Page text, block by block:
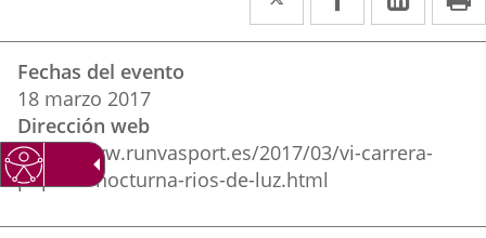
a
externa.
a
externa.
a
del
evento
Fechas del evento
18 marzo 2017
Dirección web
http://www.runvasport.es/2017/03/vi-carrera-
popular-nocturna-rios-de-luz.html